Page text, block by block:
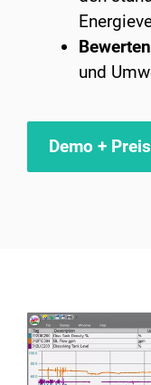
Bewerten
und
Demo +